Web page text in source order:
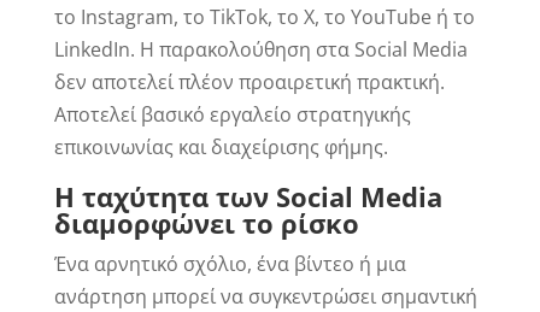
το Instagram, το TikTok, το X, το YouTube ή το
LinkedIn. Η παρακολούθηση στα Social Media
δεν αποτελεί πλέον προαιρετική πρακτική.
Αποτελεί βασικό εργαλείο στρατηγικής
επικοινωνίας και διαχείρισης φήμης.
Η ταχύτητα των Social Media
διαμορφώνει το ρίσκο
Ένα αρνητικό σχόλιο, ένα βίντεο ή μια
ανάρτηση μπορεί να συγκεντρώσει σημαντική